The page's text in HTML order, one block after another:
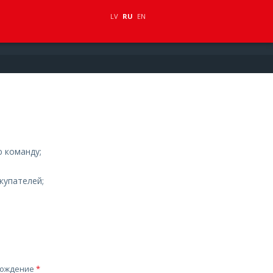
LV RU EN
команду;
*